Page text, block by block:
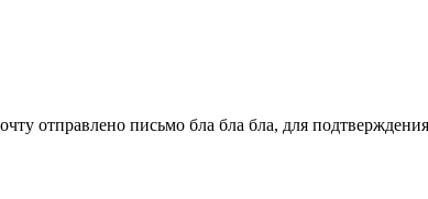
отправлено письмо бла бла бла, для